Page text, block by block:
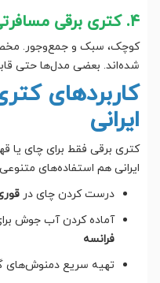
۴. کتری برقی مسافرتی
کوچک، سبک و جمع‌وجور.
شده‌اند. بعضی مدل‌ها حتی
کاربردهای
ایرانی
کتری برقی فقط برای چای یا
ایرانی هم استفاده‌های متنوعی
درست کردن چای در
آماده کردن آب جوش
فرانسه
تهیه سریع دمنوش‌های